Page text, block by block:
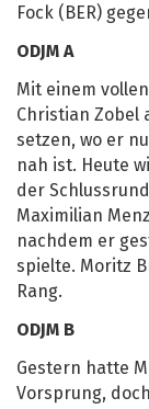
Fock (BER)
ODJM A
Mit einem
Christian Zobel
setzen, wo er
nah ist. Heute
der
Maximilian
nachdem er
spielte. Moritz
Rang.
ODJM B
Gestern hatte
Vorsprung,